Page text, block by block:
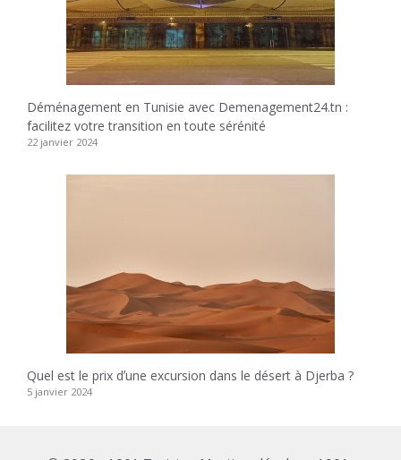
Déménagement en Tunisie avec Demenagement24.tn :
facilitez votre transition en toute sérénité
22 janvier 2024
Quel est le prix dʼune excursion dans le désert à Djerba ?
5 janvier 2024